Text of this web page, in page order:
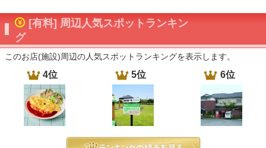
[有料] 周辺人気スポットランキン
グ
このお店(施設)周辺の人気スポットランキングを表示します。
4位 5位 6位